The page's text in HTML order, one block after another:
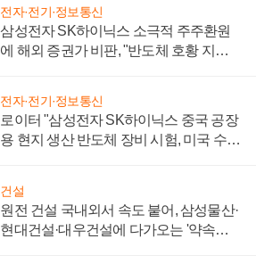
전자·전기·정보통신
삼성전자 SK하이닉스 소극적 주주환원
에 해외 증권가 비판, "반도체 호황 지속
전자·전기·정보통신
로이터 "삼성전자 SK하이닉스 중국 공장
용 현지 생산 반도체 장비 시험, 미국 수출
건설
원전 건설 국내외서 속도 붙어, 삼성물산·
현대건설·대우건설에 다가오는 '약속의